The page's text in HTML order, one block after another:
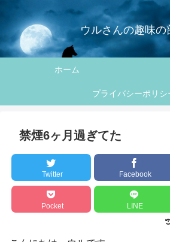
ウルさんの趣味の
ホーム
プライバシーポリシ
禁煙6ヶ月過ぎてた
Twitter Facebook
Pocket LINE